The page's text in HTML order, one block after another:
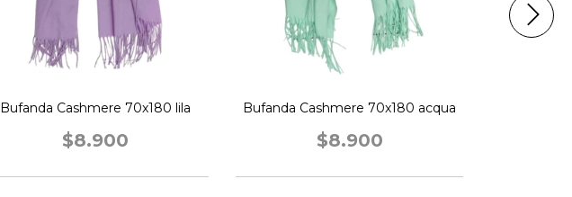
Bufanda Cashmere 70x180 lila
$8.900
Bufanda Cashmere 70x180 acqua
$8.900